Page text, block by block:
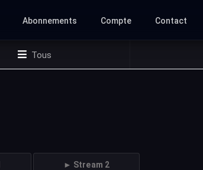
Abonnements Compte Contact
Tous
► Stream 2